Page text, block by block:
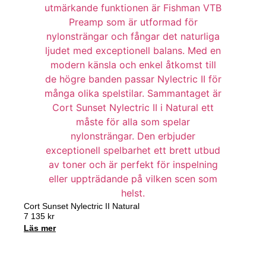
Cort Sunset Nylectric II Natural
7 135 kr
Läs mer